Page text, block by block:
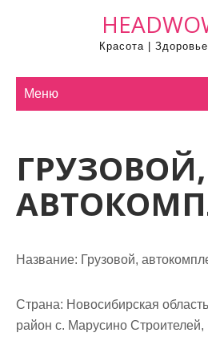
Красота |
Меню
ГРУЗОВОЙ,
Название: Грузовой,
Страна: Новосибирская
район с. Марусино Строителей,